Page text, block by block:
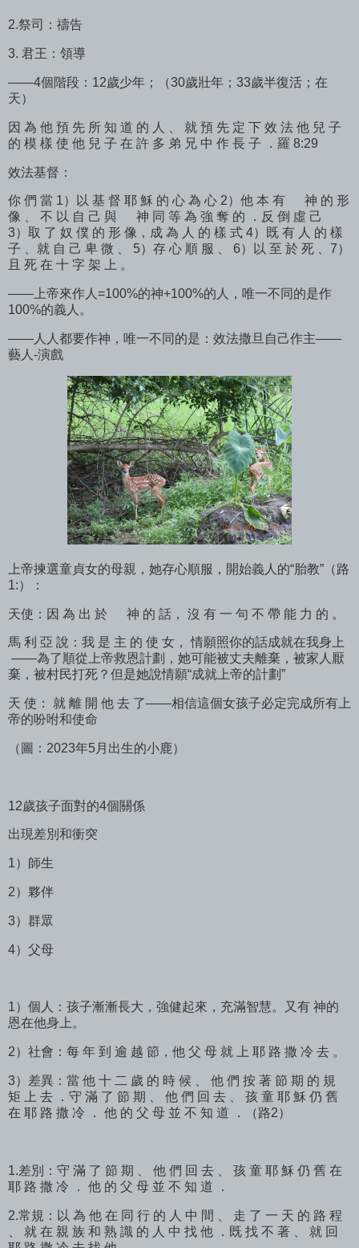
2.祭司：禱告
3. 君王：領導
——4個階段：12歲少年；（30歲壯年；33歲半復活；在
天）
因 為 他 預 先 所 知 道 的 人 、 就 預 先 定 下 效 法 他 兒 子
的 模 樣 使 他 兒 子 在 許 多 弟 兄 中 作 長 子 ．羅 8:29
效法基督：
你 們 當 1）以 基 督 耶 穌 的 心 為 心 2）他 本 有 神 的 形
像 、 不 以 自 己 與 神 同 等 為 強 奪 的 ．反 倒 虛 己
3）取 了 奴 僕 的 形 像，成 為 人 的 樣 式 4）既 有 人 的 樣
子 、就 自 己 卑 微 、 5）存 心 順 服 、 6）以 至 於 死 、7）
且 死 在 十 字 架 上 。
——上帝來作人=100%的神+100%的人，唯一不同的是作
100%的義人。
——人人都要作神，唯一不同的是：效法撒旦自己作主——
藝人-演戲
上帝揀選童貞女的母親，她存心順服，開始義人的“胎教”（路
1:）：
天使：因 為 出 於 神 的 話， 沒 有 一 句 不 帶 能 力 的 。
馬 利 亞 說：我 是 主 的 使 女， 情願照你的話成就在我身上
——為了順從上帝救恩計劃，她可能被丈夫離棄，被家人厭
棄，被村民打死？但是她說情願“成就上帝的計劃”
天 使： 就 離 開 他 去 了——相信這個女孩子必定完成所有上
帝的吩咐和使命
（圖：2023年5月出生的小鹿）
12歲孩子面對的4個關係
出現差別和衝突
1）師生
2）夥伴
3）群眾
4）父母
1）個人：孩子漸漸長大，強健起來，充滿智慧。又有 神的
恩在他身上。
2）社會：每 年 到 逾 越 節，他 父 母 就 上 耶 路 撒 冷 去 。
3）差異：當 他 十 二 歲 的 時 候 、 他 們 按 著 節 期 的 規
矩 上 去 ．守 滿 了 節 期 、 他 們 回 去 、 孩 童 耶 穌 仍 舊
在 耶 路 撒 冷 ． 他 的 父 母 並 不 知 道 ．（路2）
1.差別：守 滿 了 節 期 、 他 們 回 去 、 孩 童 耶 穌 仍 舊 在
耶 路 撒 冷 ． 他 的 父 母 並 不 知 道 ．
2.常規：以 為 他 在 同 行 的 人 中 間 、 走 了 一 天 的 路 程
、 就 在 親 族 和 熟 識 的 人 中 找 他 ．既 找 不 著 、 就 回